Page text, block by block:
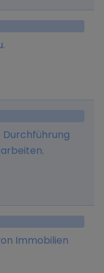
verkaufen.
Durchführung
Immobilien